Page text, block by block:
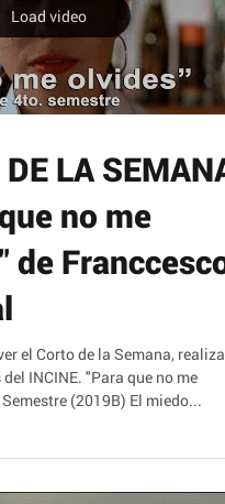
Load video
LA SEMANA
no me
Franccesco
el Corto de la Semana,
(2019B) El miedo...